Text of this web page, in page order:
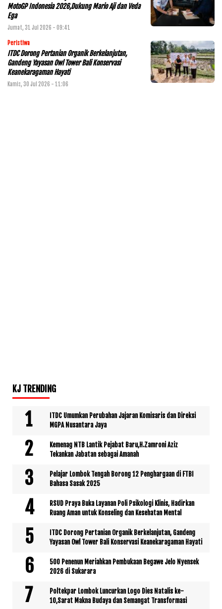
MotoGP Indonesia 2026,Dukung Mario Aji dan Veda
Ega
Jumat, 31 Jul 2026 - 09:41
Peristiwa
ITDC Dorong Pertanian Organik Berkelanjutan,
Gandeng Yayasan Owl Tower Bali Konservasi
Keanekaragaman Hayati
Kamis, 30 Jul 2026 - 11:06
KJ TRENDING
ITDC Umumkan Perubahan Jajaran Komisaris dan Direksi
MGPA Nusantara Jaya
Kemenag NTB Lantik Pejabat Baru,H.Zamroni Aziz
Tekankan Jabatan sebagai Amanah
Pelajar Lombok Tengah Borong 12 Penghargaan di FTBI
Bahasa Sasak 2025
RSUD Praya Buka Layanan Poli Psikologi Klinis, Hadirkan
Ruang Aman untuk Konseling dan Kesehatan Mental
ITDC Dorong Pertanian Organik Berkelanjutan, Gandeng
Yayasan Owl Tower Bali Konservasi Keanekaragaman Hayati
500 Penenun Meriahkan Pembukaan Begawe Jelo Nyensek
2026 di Sukarara
Poltekpar Lombok Luncurkan Logo Dies Natalis ke-
10,Sarat Makna Budaya dan Semangat Transformasi